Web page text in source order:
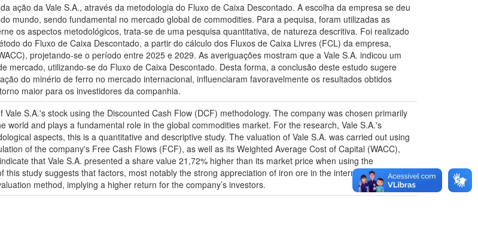
ação da Vale S.A., através da metodologia do Fluxo de Caixa Descontado. A escolha da empresa se deu
mundo, sendo fundamental no mercado global de commodities. Para a pequisa, foram utilizadas as
os aspectos metodológicos, trata-se de uma pesquisa quantitativa, de natureza descritiva. Foi realizado
do Fluxo de Caixa Descontado, a partir do cálculo dos Fluxos de Caixa Livres (FCL) da empresa,
projetando-se o período entre 2025 e 2029. As averiguações mostram que a Vale S.A. indicou um
mercado, utilizando-se do Fluxo de Caixa Descontado. Desta forma, a conclusão deste estudo sugere
do minério de ferro no mercado internacional, influenciaram favoravelmente os resultados obtidos
maior para os investidores da companhia.
S.A.'s stock using the Discounted Cash Flow (DCF) methodology. The company was chosen primarily
world and plays a fundamental role in the global commodities market. For the research, Vale S.A.'s
aspects, this is a quantitative and descriptive study. The valuation of Vale S.A. was carried out using
of the company's Free Cash Flows (FCF), as well as its Weighted Average Cost of Capital (WACC),
that Vale S.A. presented a share value 21,72% higher than its market price when using the
this study suggests that factors, most notably the strong appreciation of iron ore in the international market,
method, implying a higher return for the company’s investors.